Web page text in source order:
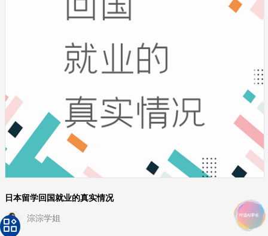
日本留学回国就业的真实情况
淙淙学姐